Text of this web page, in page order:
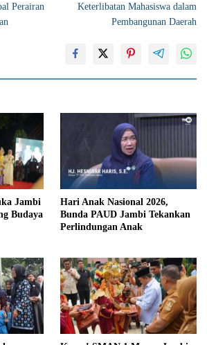
Perairan
Keterlibatan Mahasiswa dalam
Pembangunan Daerah
Jambi
Budaya
Hari Anak Nasional 2026,
Bunda PAUD Jambi Tekankan
Perlindungan Anak